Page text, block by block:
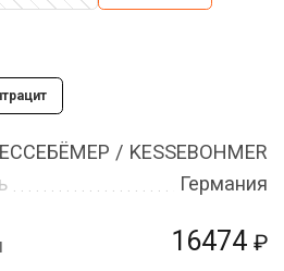
16474 ₽
/ KESSEBOHMER
Германия